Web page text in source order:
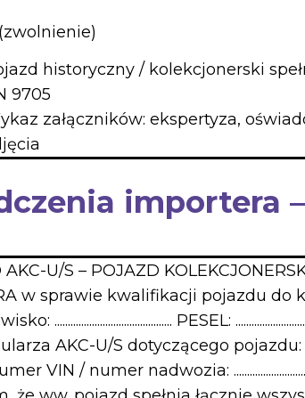
historyczny / kolekcjonerski
9705
załączników: ekspertyza,
importera
U/S – POJAZD
w sprawie kwalifikacji pojazdu
PESEL:
U/S dotyczącego pojazdu: Marka:
Numer VIN / numer nadwozia: